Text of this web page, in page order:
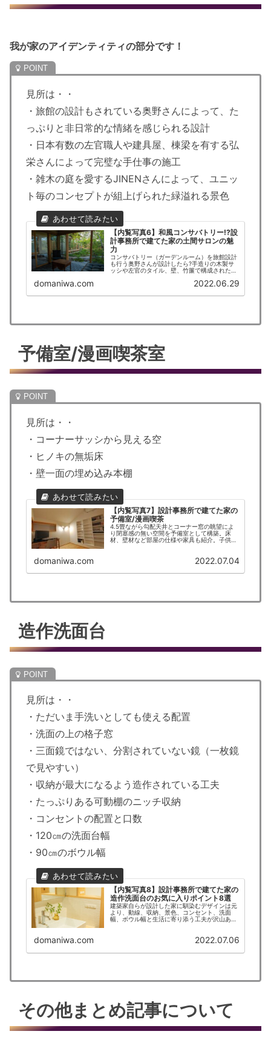
我が家のアイデンティティの部分です！
見所は・・
・旅館の設計もされている奥野さんによって、た
っぷりと非日常的な情緒を感じられる設計
・日本有数の左官職人や建具屋、棟梁を有する弘
栄さんによって完璧な手仕事の施工
・雑木の庭を愛するJINENさんによって、ユニッ
ト毎のコンセプトが組上げられた緑溢れる景色
【内覧写真6】和風コンサバトリー!?設
計事務所で建てた家の土間サロンの魅
力
コンサバトリー（ガーデンルーム）を旅館設計
も行う奥野さんが設計したら?手造りの木製サ
ッシや左官のタイル、壁、竹簾で構成された土
ハンセンや北欧ヴィンテージ家具が土間サロン
domaniwa.com 2022.06.29
予備室/漫画喫茶室
見所は・・
・コーナーサッシから見える空
・ヒノキの無垢床
・壁一面の埋め込み本棚
【内覧写真7】設計事務所で建てた家の
予備室/漫画喫茶
4.5畳ながら勾配天井とコーナー窓の眺望によ
り閉塞感の無い空間を予備室として構築。床
材、壁材など部屋の仕様や家具も紹介。子供部
domaniwa.com 2022.07.04
造作洗面台
見所は・・
・ただいま手洗いとしても使える配置
・洗面の上の格子窓
・三面鏡ではない、分割されていない鏡（一枚鏡
で見やすい）
・収納が最大になるよう造作されている工夫
・たっぷりある可動棚のニッチ収納
・コンセントの配置と口数
・120㎝の洗面台幅
・90㎝のボウル幅
【内覧写真8】設計事務所で建てた家の
造作洗面台のお気に入りポイント8選
建築家自らが設計した家に馴染むデザインは元
より、動線、収納、景色、コンセント、洗面
幅、ボウル幅と生活に寄り添う工夫が沢山ある
から生活用品を排除できるという、実用性と見
domaniwa.com 2022.07.06
その他まとめ記事について